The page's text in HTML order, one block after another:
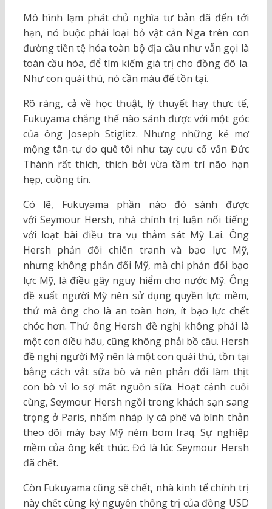
Mô hình lạm phát chủ nghĩa tư bản đã đến tới
hạn, nó buộc phải loại bỏ vật cản Nga trên con
đường tiền tệ hóa toàn bộ địa cầu như vẫn gọi là
toàn cầu hóa, để tìm kiếm giá trị cho đồng đô la.
Như con quái thú, nó cần máu để tồn tại.
Rõ ràng, cả về học thuật, lý thuyết hay thực tế,
Fukuyama chẳng thể nào sánh được với một góc
của ông Joseph Stiglitz. Nhưng những kẻ mơ
mộng tân-tự do quê tôi như tay cựu cố vấn Đức
Thành rất thích, thích bởi vừa tầm trí não hạn
hẹp, cuồng tín.
Có lẽ, Fukuyama phần nào đó sánh được
với Seymour Hersh, nhà chính trị luận nổi tiếng
với loạt bài điều tra vụ thảm sát Mỹ Lai. Ông
Hersh phản đối chiến tranh và bạo lực Mỹ,
nhưng không phản đối Mỹ, mà chỉ phản đối bạo
lực Mỹ, là điều gây nguy hiểm cho nước Mỹ. Ông
đề xuất người Mỹ nên sử dụng quyền lực mềm,
thứ mà ông cho là an toàn hơn, ít bạo lực chết
chóc hơn. Thứ ông Hersh đề nghị không phải là
một con diều hâu, cũng không phải bồ câu. Hersh
đề nghị người Mỹ nên là một con quái thú, tồn tại
bằng cách vắt sữa bò và nên phản đối làm thịt
con bò vì lo sợ mất nguồn sữa. Hoạt cảnh cuối
cùng, Seymour Hersh ngồi trong khách sạn sang
trọng ở Paris, nhấm nháp ly cà phê và bình thản
theo dõi máy bay Mỹ ném bom Iraq. Sự nghiệp
mềm của ông kết thúc. Đó là lúc Seymour Hersh
đã chết.
Còn Fukuyama cũng sẽ chết, nhà kinh tế chính trị
này chết cùng kỷ nguyên thống trị của đồng USD